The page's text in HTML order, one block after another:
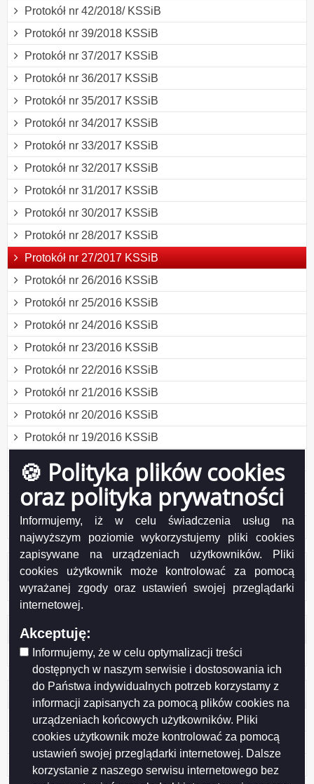
🍪 Polityka plików cookies
oraz polityka prywatności
Informujemy, iż w celu świadczenia usług na
najwyższym poziomie wykorzystujemy pliki cookies
zapisywane na urządzeniach użytkowników. Pliki
cookies użytkownik może kontrolować za pomocą
wyrażanej zgody oraz ustawień swojej przeglądarki
internetowej.
Akceptuję:
Informujemy, że w celu optymalizacji treści
dostępnych w naszym serwisie i dostosowania ich
do Państwa indywidualnych potrzeb korzystamy z
informacji zapisanych za pomocą plików cookies na
urządzeniach końcowych użytkowników. Pliki
cookies użytkownik może kontrolować za pomocą
ustawień swojej przeglądarki internetowej. Dalsze
korzystanie z naszego serwisu internetowego bez
Protokół nr 42/2018/ KSSiB
Protokół nr 39/2018 KSSiB
Protokół nr 37/2017 KSSiB
Protokół nr 36/2017 KSSiB
Protokół nr 35/2017 KSSiB
Protokół nr 34/2017 KSSiB
Protokół nr 33/2017 KSSiB
Protokół nr 32/2017 KSSiB
Protokół nr 31/2017 KSSiB
Protokół nr 30/2017 KSSiB
Protokół nr 28/2017 KSSiB
Protokół nr 27/2017 KSSiB
Protokół nr 26/2016 KSSiB
Protokół nr 25/2016 KSSiB
Protokół nr 24/2016 KSSiB
Protokół nr 23/2016 KSSiB
Protokół nr 22/2016 KSSiB
Protokół nr 21/2016 KSSiB
Protokół nr 20/2016 KSSiB
Protokół nr 19/2016 KSSiB
Protokół nr 18/2016 KSSiB
Protokół nr 17/2016
Protokół nr 16/2016 KSSiB
Protokół nr 1/2014 KSSiB
Licznik odwiedzin
Odwiedzana: 823
Administracja
Zaloguj się
XML
JSON
CSV